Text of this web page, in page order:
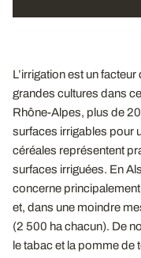
L’irrigation est un
grandes cultures dans
Rhône-Alpes, plus de
surfaces irrigables pour
céréales représentent
surfaces irriguées. En
concerne
et, dans une moindre
(2 500 ha chacun). De
le tabac et la pomme de